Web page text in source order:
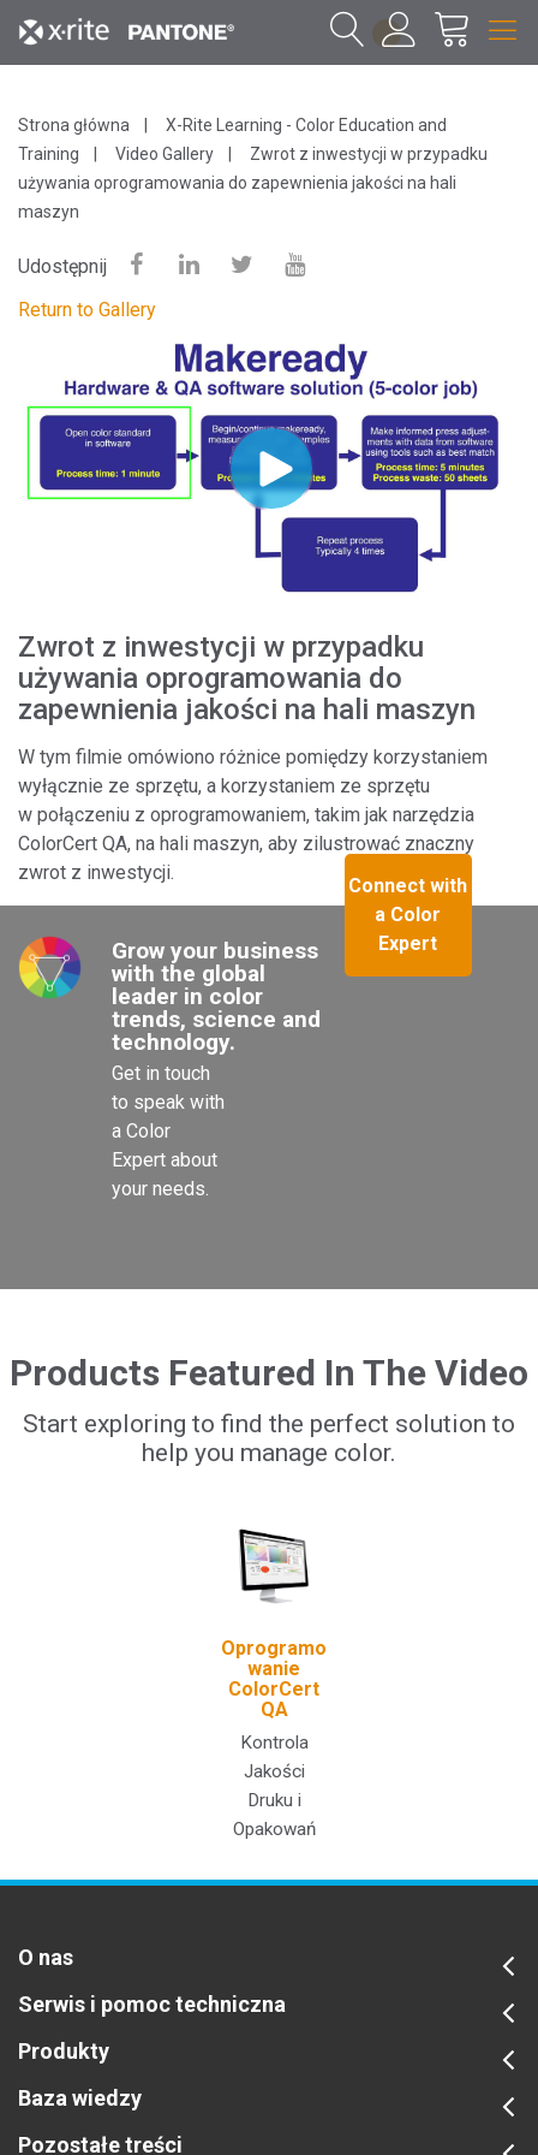
1
Strona główna
X-Rite Learning - Color Education and
Training
Video Gallery
Zwrot z inwestycji w przypadku
używania oprogramowania do zapewnienia jakości na hali
maszyn
Udostępnij
Return to Gallery
Zwrot z inwestycji w przypadku
używania oprogramowania do
zapewnienia jakości na hali maszyn
W tym filmie omówiono różnice pomiędzy korzystaniem
wyłącznie ze sprzętu, a korzystaniem ze sprzętu
w połączeniu z oprogramowaniem, takim jak narzędzia
ColorCert QA, na hali maszyn, aby zilustrować znaczny
zwrot z inwestycji.
Grow your business
with the global
leader in color
trends, science and
technology.
Get in touch
to speak with
a Color
Expert about
your needs.
Connect with
a Color
Expert
Products Featured In The Video
Start exploring to find the perfect solution to
help you manage color.
Oprogramo
wanie
ColorCert
QA
Kontrola
Jakości
Druku i
Opakowań
O nas
Serwis i pomoc techniczna
Produkty
Baza wiedzy
Pozostałe treści